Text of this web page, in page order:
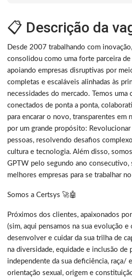
📋 Descrição da
Desde 2007 trabalhando com
consolidou como uma forte parceira
apoiando empresas disruptivas por
completas e escaláveis alinhadas às
necessidades do mercado. Temos uma
conectados de ponta a ponta,
para encarar o novo, transparentes em
por um grande propósito:
pessoas, resolvendo desafios
cultura e tecnologia. Além disso,
GPTW pelo segundo ano consecutivo,
melhores empresas para se trabalhar
Somos a Certsys 🚀🤖
Próximos dos clientes, apaixonados
(sim, aqui pensamos na sua evolução e
desenvolver e cuidar da sua trilha de
na diversidade, equidade e inclusão de
independente da sua deficiência, raça/
orientação sexual, origem e